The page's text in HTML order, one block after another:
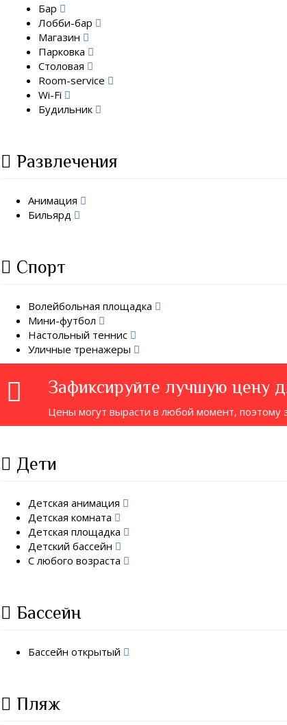
Бар
Лобби-бар
Магазин
Парковка
Столовая
Room-service
Wi-Fi
Будильник
Развлечения
Анимация
Бильярд
Спорт
Волейбольная площадка
Мини-футбол
Настольный теннис
Уличные тренажеры
Зафиксируйте лучшую цену
Цены могут вырасти в любой момент, поэтому
Дети
Детская анимация
Детская комната
Детская площадка
Детский бассейн
С любого возраста
Бассейн
Бассейн открытый
Пляж